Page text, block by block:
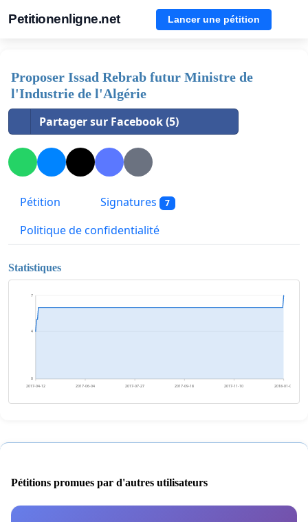
Petitionenligne.net Lancer une pétition
Proposer Issad Rebrab futur Ministre de
l'Industrie de l'Algérie
Partager sur Facebook (5)
Pétition Signatures 7
Politique de confidentialité
Statistiques
0
4
7
2017-04-12 2017-06-04 2017-07-27 2017-09-18 2017-11-10 2018-01-02
Pétitions promues par d'autres utilisateurs